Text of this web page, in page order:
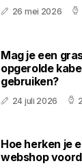
26 mei 2026
Mag je een
opgerolde
gebruiken?
24 juli 2026
Hoe herken je
webshop